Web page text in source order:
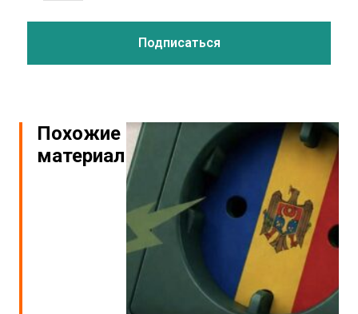
Похожие
материалы